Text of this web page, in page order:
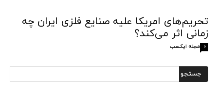
تحریم‌های امریکا علیه صنایع فلزی ایران چه
زمانی اثر می‌کند؟
مجله ایکسب 0